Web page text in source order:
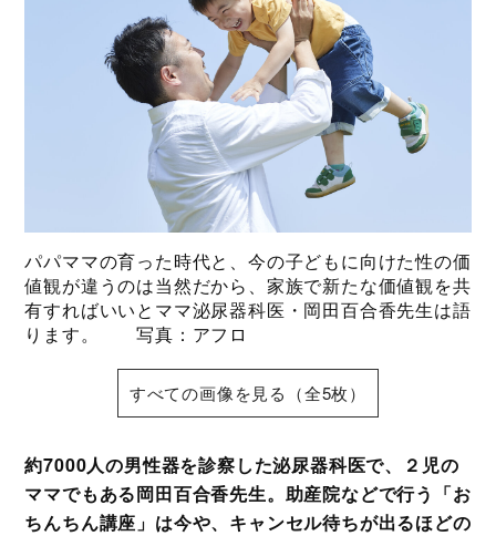
パパママの育った時代と、今の子どもに向けた性の価
値観が違うのは当然だから、家族で新たな価値観を共
有すればいいとママ泌尿器科医・岡田百合香先生は語
ります。 写真：アフロ
すべての画像を見る（全5枚）
約7000人の男性器を診察した泌尿器科医で、２児の
ママでもある岡田百合香先生。助産院などで行う「お
ちんちん講座」は今や、キャンセル待ちが出るほどの